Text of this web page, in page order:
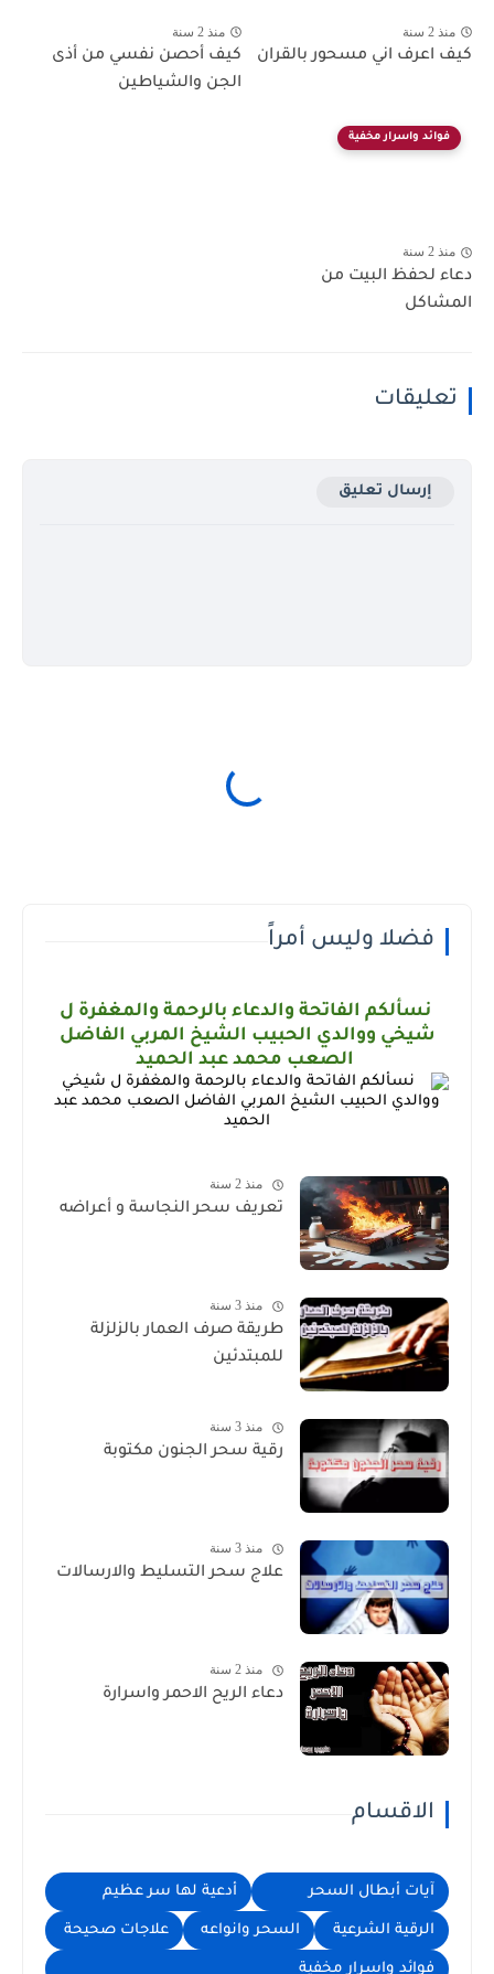
منذ 2 سنة
كيف اعرف اني مسحور بالقران
منذ 2 سنة
كيف أحصن نفسي من أذى
الجن والشياطين
فوائد واسرار مخفية
منذ 2 سنة
دعاء لحفظ البيت من
المشاكل
تعليقات
إرسال تعليق
فضلا وليس أمراً
نسألكم الفاتحة والدعاء بالرحمة والمغفرة ل
شيخي ووالدي الحبيب الشيخ المربي الفاضل
الصعب محمد عبد الحميد
منذ 2 سنة
تعريف سحر النجاسة و أعراضه
منذ 3 سنة
طريقة صرف العمار بالزلزلة
للمبتدئين
منذ 3 سنة
رقية سحر الجنون مكتوبة
منذ 3 سنة
علاج سحر التسليط والارسالات
منذ 2 سنة
دعاء الريح الاحمر واسرارة
الاقسام
آيات أبطال السحر أدعية لها سر عظيم
الرقية الشرعية السحر وانواعه علاجات صحيحة
فوائد واسرار مخفية